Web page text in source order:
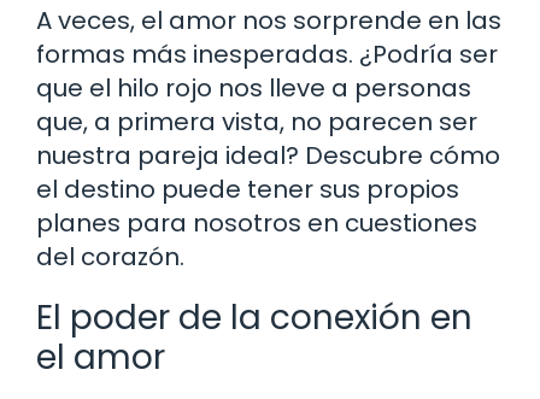
A veces, el amor nos sorprende en las
formas más inesperadas. ¿Podría ser
que el hilo rojo nos lleve a personas
que, a primera vista, no parecen ser
nuestra pareja ideal? Descubre cómo
el destino puede tener sus propios
planes para nosotros en cuestiones
del corazón.
El poder de la conexión en
el amor